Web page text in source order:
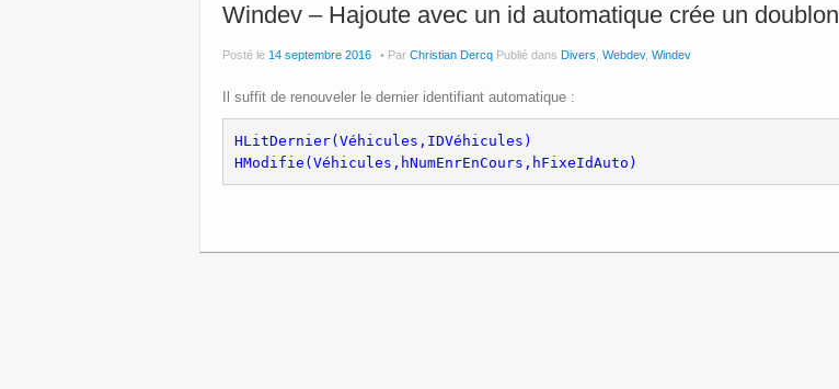
Windev – Hajoute avec un id automatique crée un doublon
Posté le 14 septembre 2016 Par Christian Dercq Publié dans Divers Webdev, Windev
Il suffit de renouveler le dernier identifiant automatique :
HLitDernier(Véhicules,IDVéhicules)
HModifie(Véhicules,hNumEnrEnCours,hFixeIdAuto)